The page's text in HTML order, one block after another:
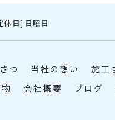
休日] 日曜日
つ 当社の想い 施工
会社概要 ブログ